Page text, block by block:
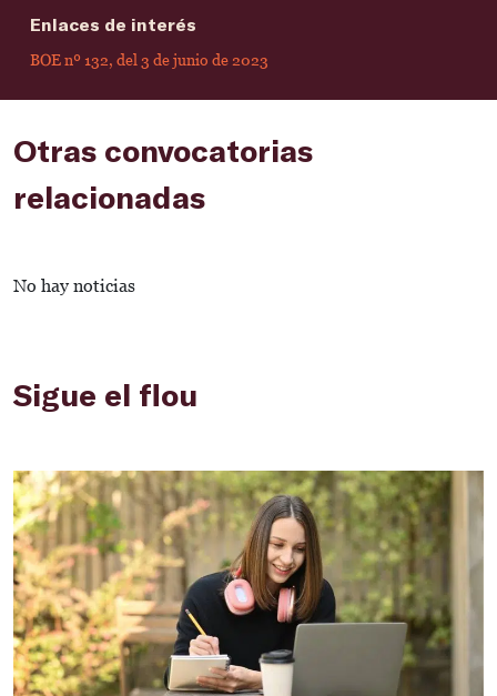
Enlaces de interés
BOE nº 132, del 3 de junio de 2023
Otras convocatorias
relacionadas
No hay noticias
Sigue el flou